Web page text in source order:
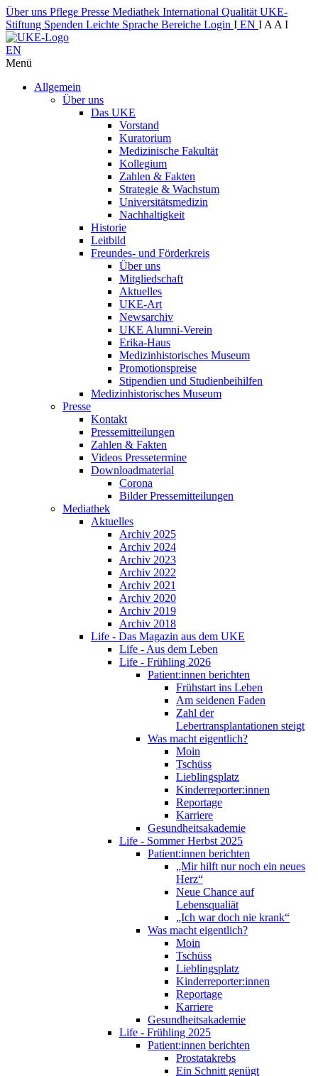
Über uns Pflege Presse Mediathek International Qualität UKE-
Stiftung Spenden Leichte Sprache Bereiche Login I EN I A A I
EN
Menü
Allgemein
Über uns
Das UKE
Vorstand
Kuratorium
Medizinische Fakultät
Kollegium
Zahlen & Fakten
Strategie & Wachstum
Universitätsmedizin
Nachhaltigkeit
Historie
Leitbild
Freundes- und Förderkreis
Über uns
Mitgliedschaft
Aktuelles
UKE-Art
Newsarchiv
UKE Alumni-Verein
Erika-Haus
Medizinhistorisches Museum
Promotionspreise
Stipendien und Studienbeihilfen
Medizinhistorisches Museum
Presse
Kontakt
Pressemitteilungen
Zahlen & Fakten
Videos Pressetermine
Downloadmaterial
Corona
Bilder Pressemitteilungen
Mediathek
Aktuelles
Archiv 2025
Archiv 2024
Archiv 2023
Archiv 2022
Archiv 2021
Archiv 2020
Archiv 2019
Archiv 2018
Life - Das Magazin aus dem UKE
Life - Aus dem Leben
Life - Frühling 2026
Patient:innen berichten
Frühstart ins Leben
Am seidenen Faden
Zahl der
Lebertransplantationen steigt
Was macht eigentlich?
Moin
Tschüss
Lieblingsplatz
Kinderreporter:innen
Reportage
Karriere
Gesundheitsakademie
Life - Sommer Herbst 2025
Patient:innen berichten
„Mir hilft nur noch ein neues
Herz“
Neue Chance auf
Lebensqualiät
„Ich war doch nie krank“
Was macht eigentlich?
Moin
Tschüss
Lieblingsplatz
Kinderreporter:innen
Reportage
Karriere
Gesundheitsakademie
Life - Frühling 2025
Patient:innen berichten
Prostatakrebs
Ein Schnitt genügt